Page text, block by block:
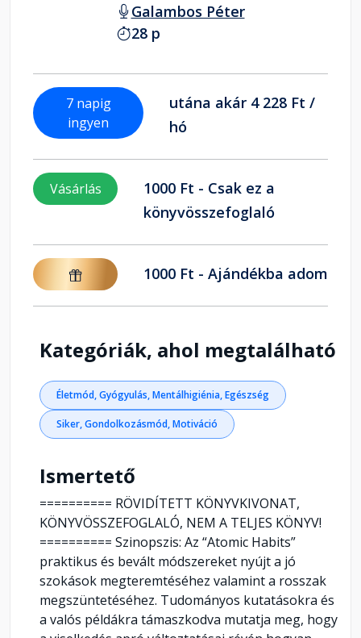
Galambos Péter
28 p
7 napig
ingyen
utána akár 4 228 Ft /
hó
Vásárlás
1000 Ft - Csak ez a
könyvösszefoglaló
1000 Ft - Ajándékba adom
Kategóriák, ahol megtalálható
Életmód, Gyógyulás, Mentálhigiénia, Egészség
Siker, Gondolkozásmód, Motiváció
Ismertető
========== RÖVIDÍTETT KÖNYVKIVONAT,
KÖNYVÖSSZEFOGLALÓ, NEM A TELJES KÖNYV!
========== Szinopszis: Az “Atomic Habits”
praktikus és bevált módszereket nyújt a jó
szokások megteremtéséhez valamint a rosszak
megszüntetéséhez. Tudományos kutatásokra és
a valós példákra támaszkodva mutatja meg, hogy